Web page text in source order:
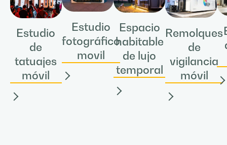
Estudio
de
tatuajes
móvil
Estudio
fotográfico
movil
Espacio
habitable
de lujo
temporal
Remolques
de
vigilancia
móvil